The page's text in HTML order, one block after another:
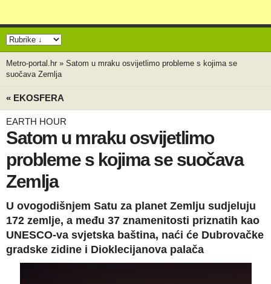
Metro-portal.hr » Satom u mraku osvijetlimo probleme s kojima se
suočava Zemlja
« EKOSFERA
EARTH HOUR
Satom u mraku osvijetlimo
probleme s kojima se suočava
Zemlja
U ovogodišnjem Satu za planet Zemlju sudjeluju
172 zemlje, a među 37 znamenitosti priznatih kao
UNESCO-va svjetska baština, naći će Dubrovačke
gradske zidine i Dioklecijanova palača